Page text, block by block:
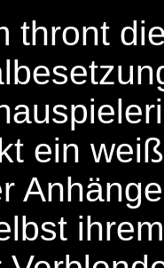
thront
ein